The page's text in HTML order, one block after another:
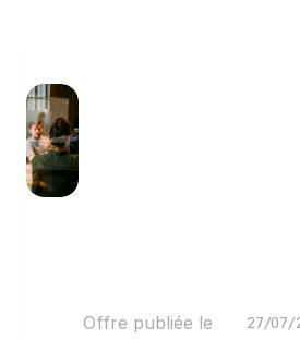
Offre publiée le 27/07/